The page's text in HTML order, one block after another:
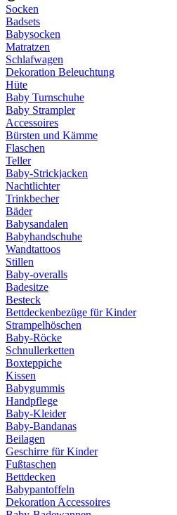
Socken
Badsets
Babysocken
Matratzen
Schlafwagen
Dekoration Beleuchtung
Hüte
Baby Turnschuhe
Baby Strampler
Accessoires
Bürsten und Kämme
Flaschen
Teller
Baby-Strickjacken
Nachtlichter
Trinkbecher
Bäder
Babysandalen
Babyhandschuhe
Wandtattoos
Stillen
Baby-overalls
Badesitze
Besteck
Bettdeckenbezüge für Kinder
Strampelhöschen
Baby-Röcke
Schnullerketten
Boxteppiche
Kissen
Babygummis
Handpflege
Baby-Kleider
Baby-Bandanas
Beilagen
Geschirre für Kinder
Fußtaschen
Bettdecken
Babypantoffeln
Dekoration Accessoires